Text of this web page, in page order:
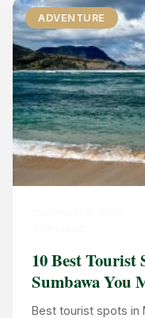
ADVENTURE
10 Best
Sumbawa You
Best tourist spots in